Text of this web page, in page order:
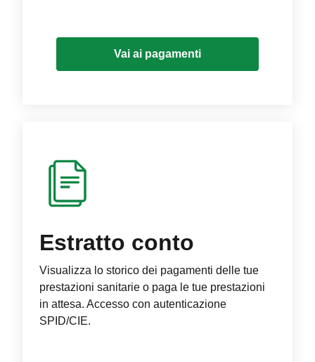
Vai ai pagamenti
Estratto conto
Visualizza lo storico dei pagamenti delle tue
prestazioni sanitarie o paga le tue prestazioni
in attesa. Accesso con autenticazione
SPID/CIE.